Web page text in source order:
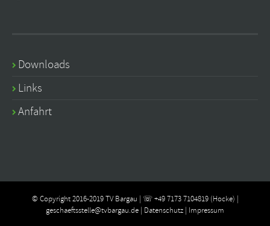
Downloads
Links
Anfahrt
© Copyright 2016-2019 TV Bargau | ☏ +49 7173 7104819 (Hocke) |
geschaeftsstelle@tvbargau.de | Datenschutz | Impressum